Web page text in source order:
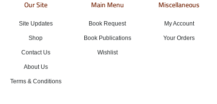
Our Site
Site Updates
Shop
Contact Us
About Us
Terms & Conditions
Main Menu
Book Request
Book Publications
Wishlist
Miscellaneous
My Account
Your Orders